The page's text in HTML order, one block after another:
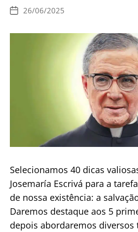
Testemunho
de
conversão
Data
publicação
26/06/2025
Selecionamos 40 dicas
Josemaría Escrivá para a
de nossa existência: a
Daremos destaque aos 5
depois abordaremos diversos